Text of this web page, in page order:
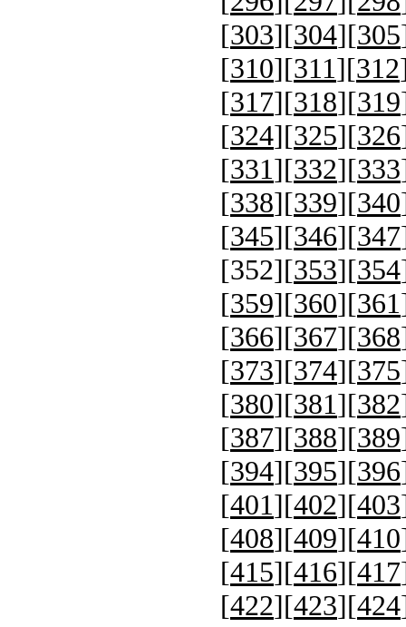
[303][304][305
[310][311][312
[317][318][319
[324][325][326
[331][332][333
[338][339][340
[345][346][347
[352][353][354
[359][360][361
[366][367][368
[373][374][375
[380][381][382
[387][388][389
[394][395][396
[401][402][403
[408][409][410
[415][416][417
[422][423][424